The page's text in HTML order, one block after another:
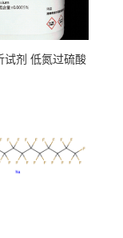
试剂 低氮过硫酸